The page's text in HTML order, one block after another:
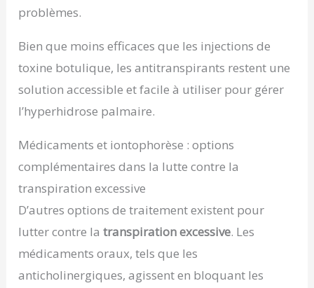
problèmes.
Bien que moins efficaces que les injections de
toxine botulique, les antitranspirants restent une
solution accessible et facile à utiliser pour gérer
l’hyperhidrose palmaire.
Médicaments et iontophorèse : options
complémentaires dans la lutte contre la
transpiration excessive
D’autres options de traitement existent pour
lutter contre latranspiration excessive. Les
médicaments oraux, tels que les
anticholinergiques, agissent en bloquant les